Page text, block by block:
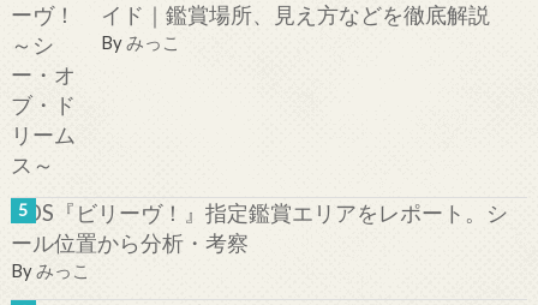
イド｜鑑賞場所、見え方などを徹底解説
Byみっこ
TDS『ビリーヴ！』指定鑑賞エリアをレポート。シ
ール位置から分析・考察
Byみっこ